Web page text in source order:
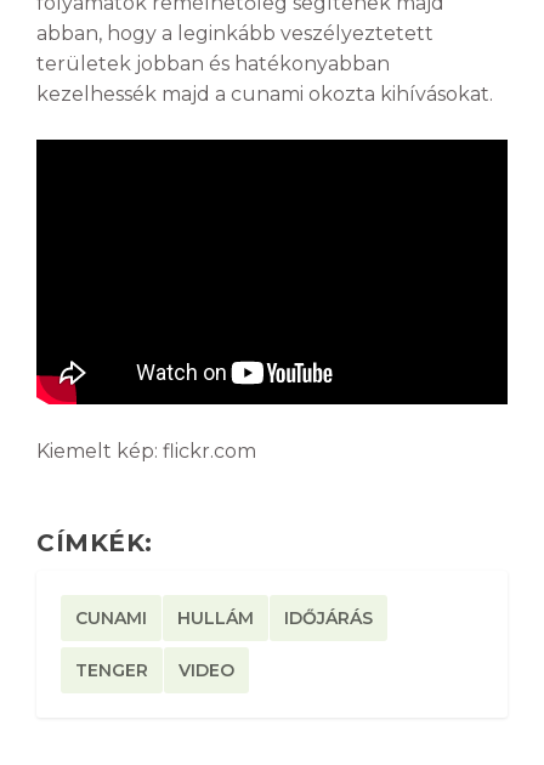
abban, hogy a leginkább veszélyeztetett
területek jobban és hatékonyabban
kezelhessék majd a cunami okozta kihívásokat.
Kiemelt kép: flickr.com
CÍMKÉK:
CUNAMI HULLÁM IDŐJÁRÁS
TENGER VIDEO